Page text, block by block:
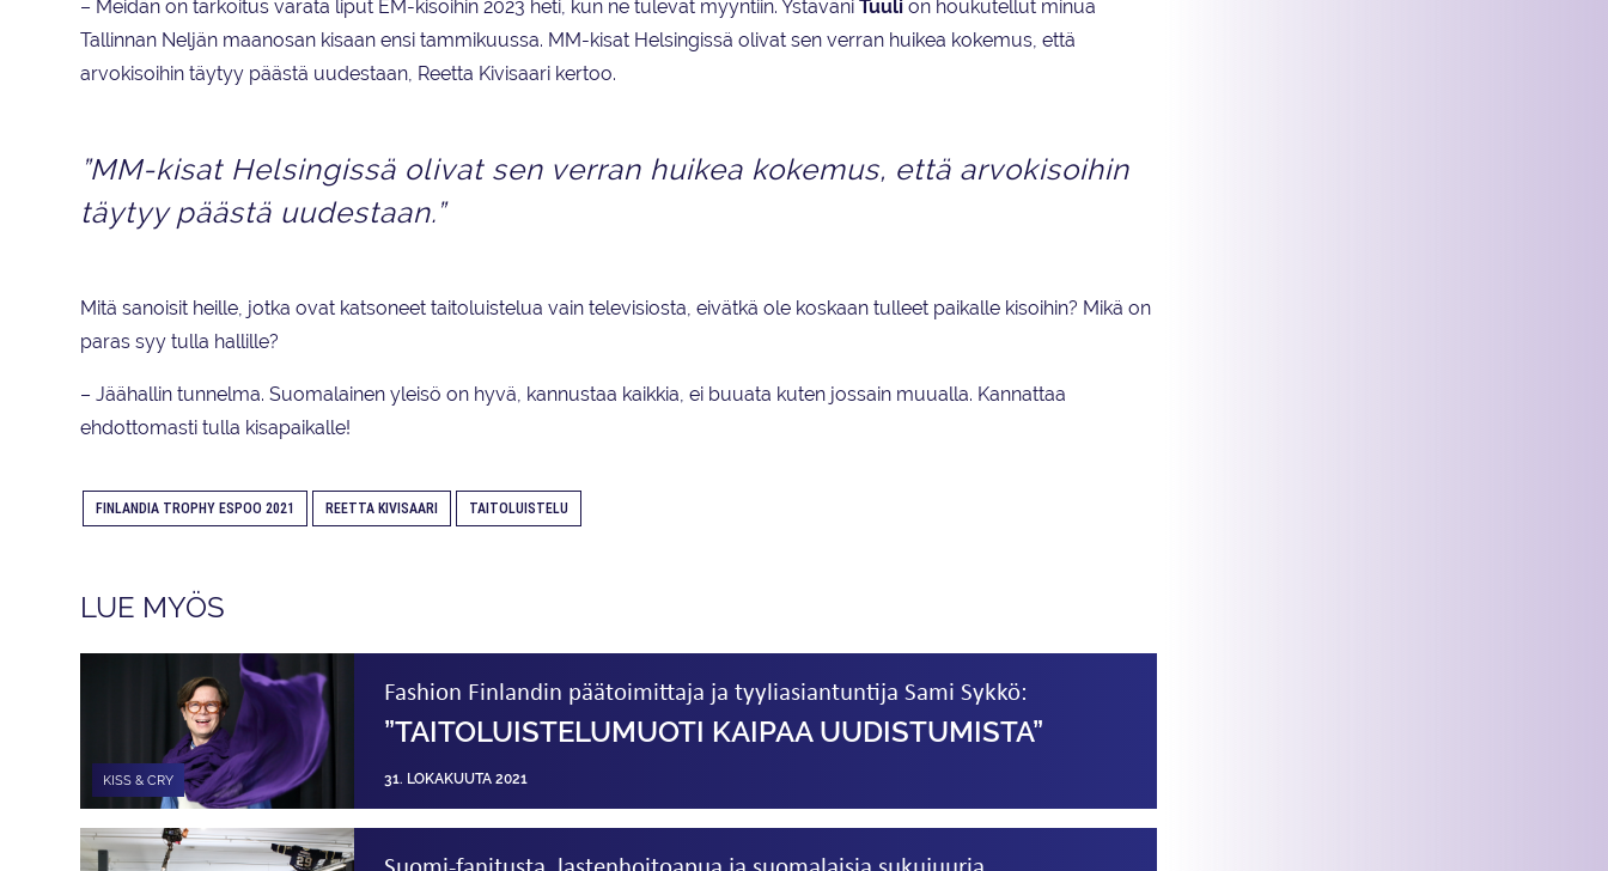
– Meidän on tarkoitus varata liput EM-kisoihin 2023 heti, kun ne tulevat myyntiin. Ystäväni Tuuli on houkutellut minua
Tallinnan Neljän maanosan kisaan ensi tammikuussa. MM-kisat Helsingissä olivat sen verran huikea kokemus, että
arvokisoihin täytyy päästä uudestaan, Reetta Kivisaari kertoo.
”MM-kisat Helsingissä olivat sen verran huikea kokemus, että arvokisoihin
täytyy päästä uudestaan.”
Mitä sanoisit heille, jotka ovat katsoneet taitoluistelua vain televisiosta, eivätkä ole koskaan tulleet paikalle kisoihin? Mikä on
paras syy tulla hallille?
– Jäähallin tunnelma. Suomalainen yleisö on hyvä, kannustaa kaikkia, ei buuata kuten jossain muualla. Kannattaa
ehdottomasti tulla kisapaikalle!
FINLANDIA TROPHY ESPOO 2021 REETTA KIVISAARI TAITOLUISTELU
LUE MYÖS
KISS & CRY
Fashion Finlandin päätoimittaja ja tyyliasiantuntija Sami Sykkö:
”TAITOLUISTELU­MUOTI KAIPAA UUDISTUMISTA”
31. LOKAKUUTA 2021